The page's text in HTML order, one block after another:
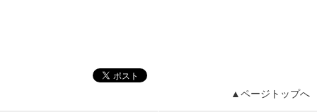
▲ページトップへ